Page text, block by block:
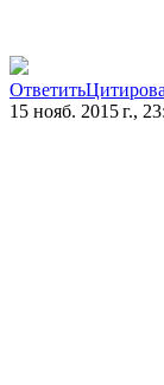
Ответить
15 нояб. 2015 г.,